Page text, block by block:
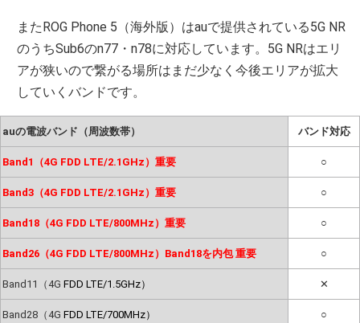
またROG Phone 5（海外版）はauで提供されている5G NR
のうちSub6のn77・n78に対応しています。5G NRはエリ
アが狭いので繋がる場所はまだ少なく今後エリアが拡大
していくバンドです。
auの電波バンド（周波数帯） バンド対応
Band1（4G FDD LTE/2.1GHz）重要 ○
Band3（4G FDD LTE/2.1GHz）重要 ○
Band18（4G FDD LTE/800MHz）重要 ○
Band26（4G FDD LTE/800MHz）Band18を内包 重要 ○
Band11（4G FDD LTE/1.5GHz） ✕
Band28（4G FDD LTE/700MHz） ○